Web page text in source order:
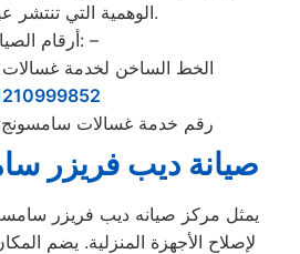
الوهمية التي تنتشر عبر الإنترنت.
أرقام الصيانة: –
الخط الساخن لخدمة
رقم خدمة غسالات
صيانة ديب فريزر
يمثل مركز صيانه ديب فريزر
لإصلاح الأجهزة المنزلية. يضم